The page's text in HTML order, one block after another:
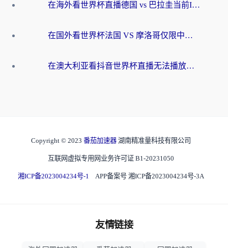
在海外看世界杯直播德国 vs 巴拉圭当前IP受限制？这篇指南帮你轻松解决地区限制
在国外看世界杯法国 VS 摩洛哥仅限中国大陆？别让地域限制拦下你的欢呼
在澳大利亚看抖音世界杯直播无法播放？海外党体育观赛终极指南来了！
Copyright © 2023 番茄加速器 湖南精准量科技有限公司
互联网虚拟专用网业务许可证 B1-20231050
湘ICP备2023004234号-1 APP备案号 湘ICP备2023004234号-3A
友情链接